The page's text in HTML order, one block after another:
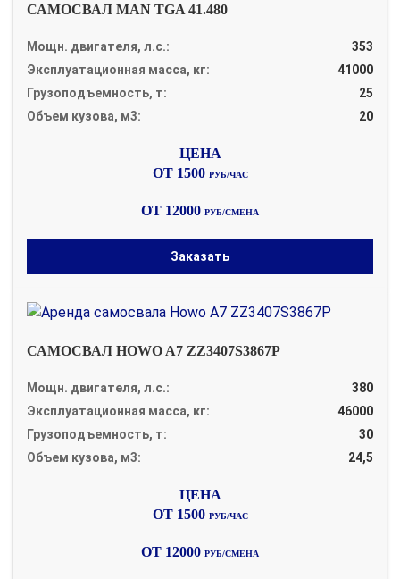
САМОСВАЛ MAN TGA 41.480
Мощн. двигателя, л.с.:
353
Эксплуатационная масса, кг:
41000
Грузоподъемность, т:
25
Объем кузова, м3:
20
ОТ 1500 РУБ/ЧАС
ОТ 12000 РУБ/СМЕНА
Заказать
САМОСВАЛ HOWO A7 ZZ3407S3867P
Мощн. двигателя, л.с.:
380
Эксплуатационная масса, кг:
46000
Грузоподъемность, т:
30
Объем кузова, м3:
24,5
ОТ 1500 РУБ/ЧАС
ОТ 12000 РУБ/СМЕНА